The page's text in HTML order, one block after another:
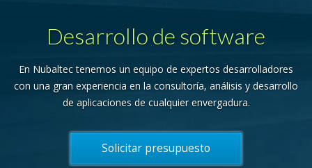
Desarrollo de software
En Nubaltec tenemos un equipo de expertos desarrolladores
con una gran experiencia en la consultoría, análisis y desarrollo
de aplicaciones de cualquier envergadura.
Solicitar presupuesto